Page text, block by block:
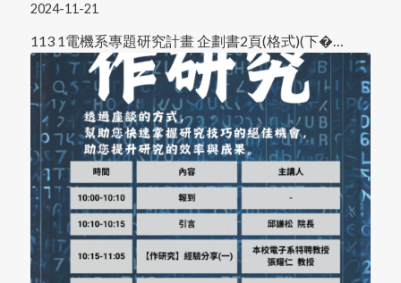
2024-11-21
113 1電機系專題研究計畫 企劃書2頁(格式)(下�…